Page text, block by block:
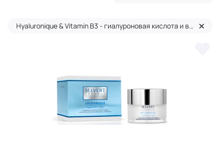
Hyaluronique & Vitamin B3 - гиалуроновая кислота и витамин
×